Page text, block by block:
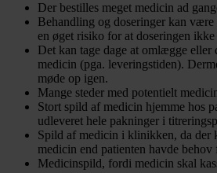
Der bestilles meget medicin ad
Behandling og doseringer kan
en øget risiko for at doseringen
Det kan tage dage at omlægge eller
medicin (pga. leveringstiden).
møde op igen.
Mange steder med potentielt
Stort spild af medicin hjemme hos
udleveret hele pakninger i
Spild af medicin i klinikken, da der
medicin end patienten havde behov
Medicinspild, fordi medicin skal